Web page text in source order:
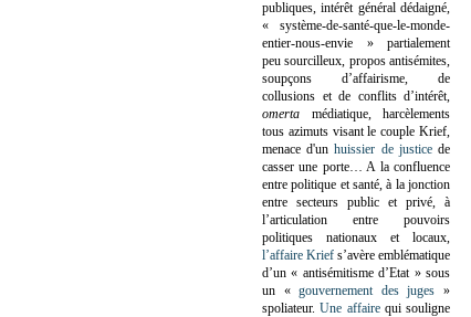
publiques, intérêt général dédaigné,
« système-de-santé-que-le-monde-
entier-nous-envie » partialement
peu sourcilleux, propos antisémites,
soupçons d’affairisme, de
collusions et de conflits d’intérêt,
omerta médiatique, harcèlements
tous azimuts visant le couple Krief,
menace d'unhuissier de justicede
casser une porte… A la confluence
entre politique et santé, à la jonction
entre secteurs public et privé, à
l’articulation entre pouvoirs
politiques nationaux et locaux,
l’affaire Krief s’avère emblématique
d’un « antisémitisme d’Etat » sous
un «gouvernement des juges »
spoliateur.Une affairequi souligne